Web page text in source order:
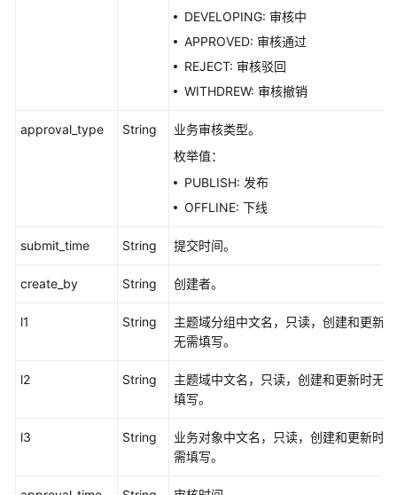
DEVELOPING: 审核中
APPROVED: 审核通过
REJECT: 审核驳回
WITHDREW: 审核撤销
approval_type String
业务审核类型。
枚举值：
PUBLISH: 发布
OFFLINE: 下线
submit_time String 提交时间。
create_by String 创建者。
l1 String
主题域分组中文名，只读，创建和更新时
无需填写。
l2 String
主题域中文名，只读，创建和更新时无需
填写。
l3 String
业务对象中文名，只读，创建和更新时无
需填写。